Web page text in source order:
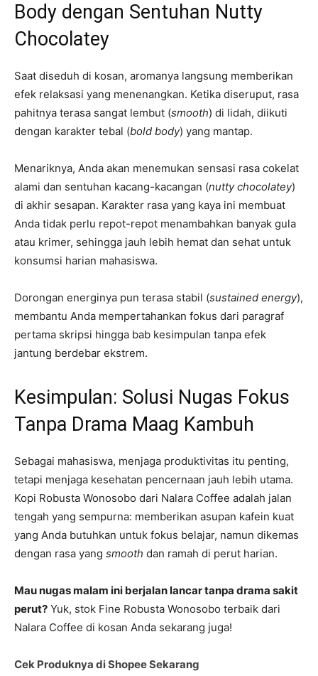
Body dengan Sentuhan Nutty
Chocolatey
Saat diseduh di kosan, aromanya langsung memberikan
efek relaksasi yang menenangkan. Ketika diseruput, rasa
pahitnya terasa sangat lembut (smooth) di lidah, diikuti
dengan karakter tebal (bold body) yang mantap.
Menariknya, Anda akan menemukan sensasi rasa cokelat
alami dan sentuhan kacang-kacangan (nutty chocolatey)
di akhir sesapan. Karakter rasa yang kaya ini membuat
Anda tidak perlu repot-repot menambahkan banyak gula
atau krimer, sehingga jauh lebih hemat dan sehat untuk
konsumsi harian mahasiswa.
Dorongan energinya pun terasa stabil (sustained energy),
membantu Anda mempertahankan fokus dari paragraf
pertama skripsi hingga bab kesimpulan tanpa efek
jantung berdebar ekstrem.
Kesimpulan: Solusi Nugas Fokus
Tanpa Drama Maag Kambuh
Sebagai mahasiswa, menjaga produktivitas itu penting,
tetapi menjaga kesehatan pencernaan jauh lebih utama.
Kopi Robusta Wonosobo dari Nalara Coffee adalah jalan
tengah yang sempurna: memberikan asupan kafein kuat
yang Anda butuhkan untuk fokus belajar, namun dikemas
dengan rasa yang smooth dan ramah di perut harian.
Mau nugas malam ini berjalan lancar tanpa drama sakit
perut? Yuk, stok Fine Robusta Wonosobo terbaik dari
Nalara Coffee di kosan Anda sekarang juga!
Cek Produknya di Shopee Sekarang